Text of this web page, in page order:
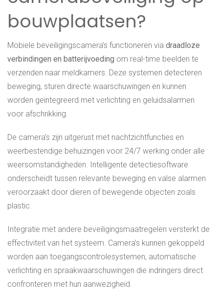
bouwplaatsen?
Mobiele beveiligingscamera’s functioneren via draadloze
verbindingen en batterijvoeding om real-time beelden te
verzenden naar meldkamers. Deze systemen detecteren
beweging, sturen directe waarschuwingen en kunnen
worden geïntegreerd met verlichting en geluidsalarmen
voor afschrikking.
De camera’s zijn uitgerust met nachtzichtfuncties en
weerbestendige behuizingen voor 24/7 werking onder alle
weersomstandigheden. Intelligente detectiesoftware
onderscheidt tussen relevante beweging en valse alarmen
veroorzaakt door dieren of bewegende objecten zoals
plastic.
Integratie met andere beveiligingsmaatregelen versterkt de
effectiviteit van het systeem. Camera’s kunnen gekoppeld
worden aan toegangscontrolesystemen, automatische
verlichting en spraakwaarschuwingen die indringers direct
confronteren met hun aanwezigheid.